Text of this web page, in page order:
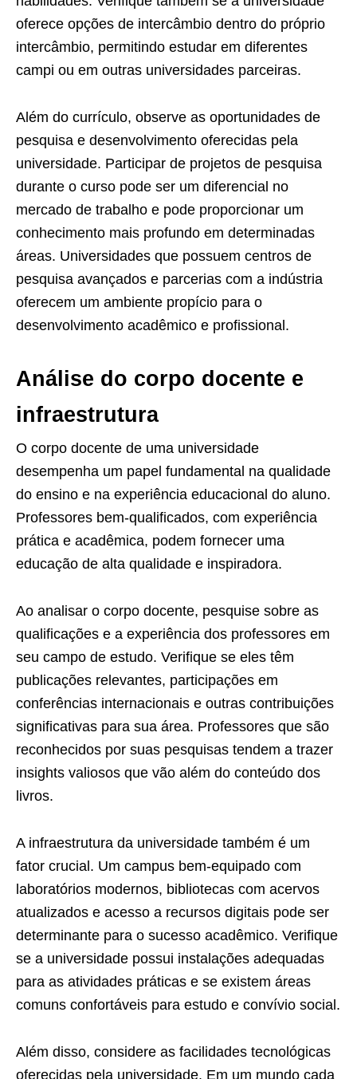
oferece opções de intercâmbio dentro do próprio
intercâmbio, permitindo estudar em diferentes
campi ou em outras universidades parceiras.
Além do currículo, observe as oportunidades de
pesquisa e desenvolvimento oferecidas pela
universidade. Participar de projetos de pesquisa
durante o curso pode ser um diferencial no
mercado de trabalho e pode proporcionar um
conhecimento mais profundo em determinadas
áreas. Universidades que possuem centros de
pesquisa avançados e parcerias com a indústria
oferecem um ambiente propício para o
desenvolvimento acadêmico e profissional.
Análise do corpo docente e
infraestrutura
O corpo docente de uma universidade
desempenha um papel fundamental na qualidade
do ensino e na experiência educacional do aluno.
Professores bem-qualificados, com experiência
prática e acadêmica, podem fornecer uma
educação de alta qualidade e inspiradora.
Ao analisar o corpo docente, pesquise sobre as
qualificações e a experiência dos professores em
seu campo de estudo. Verifique se eles têm
publicações relevantes, participações em
conferências internacionais e outras contribuições
significativas para sua área. Professores que são
reconhecidos por suas pesquisas tendem a trazer
insights valiosos que vão além do conteúdo dos
livros.
A infraestrutura da universidade também é um
fator crucial. Um campus bem-equipado com
laboratórios modernos, bibliotecas com acervos
atualizados e acesso a recursos digitais pode ser
determinante para o sucesso acadêmico. Verifique
se a universidade possui instalações adequadas
para as atividades práticas e se existem áreas
comuns confortáveis para estudo e convívio social.
Além disso, considere as facilidades tecnológicas
oferecidas pela universidade. Em um mundo cada